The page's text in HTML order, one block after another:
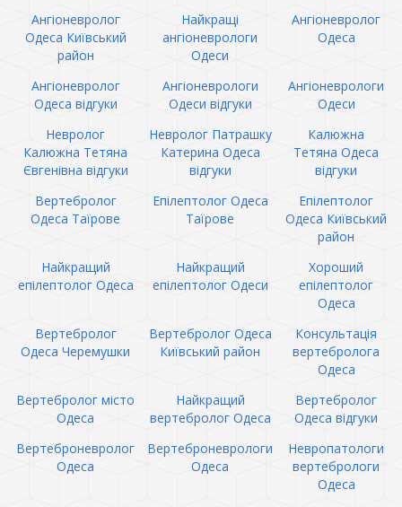
Ангіоневролог
Одеса Київський
район
Найкращі
ангіоневрологи
Одеси
Ангіоневролог
Одеса
Ангіоневролог
Одеса відгуки
Ангіоневрологи
Одеси відгуки
Ангіоневрологи
Одеси
Невролог
Калюжна Тетяна
Євгенівна відгуки
Невролог Патрашку
Катерина Одеса
відгуки
Калюжна
Тетяна Одеса
відгуки
Вертебролог
Одеса Таїрове
Епілептолог Одеса
Таїрове
Епілептолог
Одеса Київський
район
Найкращий
епілептолог Одеса
Найкращий
епілептолог Одеси
Хороший
епілептолог
Одеса
Вертебролог
Одеса Черемушки
Вертебролог Одеса
Київський район
Консультація
вертебролога
Одеса
Вертебролог місто
Одеса
Найкращий
вертебролог Одеса
Вертебролог
Одеса відгуки
Вертеброневролог
Одеса
Вертеброневрологи
Одеса
Невропатологи
вертебрологи
Одеса